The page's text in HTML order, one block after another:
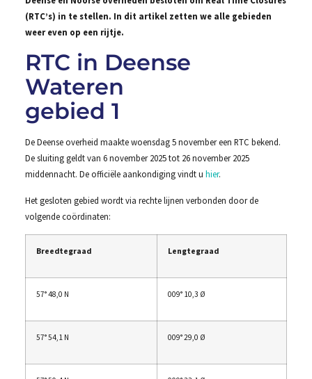
(RTC’s) in te stellen. In dit artikel zetten we alle gebieden
weer even op een rijtje.
RTC in Deense
Wateren
gebied 1
De Deense overheid maakte woensdag 5 november een RTC bekend.
De sluiting geldt van 6 november 2025 tot 26 november 2025
middennacht. De officiële aankondiging vindt u hier.
Het gesloten gebied wordt via rechte lijnen verbonden door de
volgende coördinaten:
Breedtegraad Lengtegraad
57° 48,0 N 009° 10,3 Ø
57° 54,1 N 009° 29,0 Ø